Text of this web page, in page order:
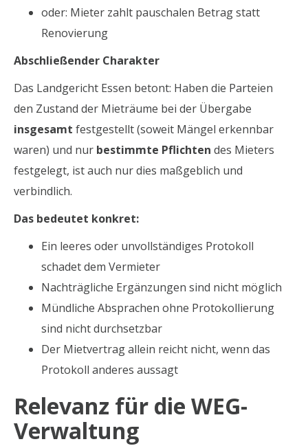
oder: Mieter zahlt pauschalen Betrag statt
Renovierung
Abschließender Charakter
Das Landgericht Essen betont: Haben die Parteien
den Zustand der Mieträume bei der Übergabe
insgesamt festgestellt (soweit Mängel erkennbar
waren) und nur bestimmte Pflichten des Mieters
festgelegt, ist auch nur dies maßgeblich und
verbindlich.
Das bedeutet konkret:
Ein leeres oder unvollständiges Protokoll
schadet dem Vermieter
Nachträgliche Ergänzungen sind nicht möglich
Mündliche Absprachen ohne Protokollierung
sind nicht durchsetzbar
Der Mietvertrag allein reicht nicht, wenn das
Protokoll anderes aussagt
Relevanz für die WEG-
Verwaltung